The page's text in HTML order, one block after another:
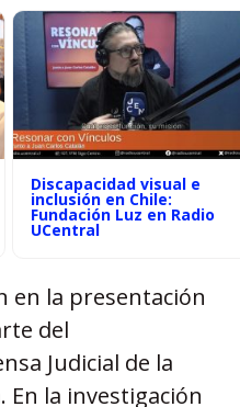
Discapacidad visual e
inclusión en Chile:
Fundación Luz en Radio
UCentral
en la presentación
del
Judicial de la
la investigación